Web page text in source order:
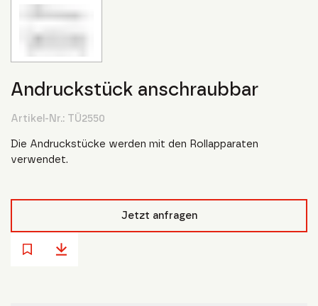
Andruckstück anschraubbar
Artikel-Nr.: TÜ2550
Die Andruckstücke werden mit den Rollapparaten
verwendet.
Jetzt anfragen